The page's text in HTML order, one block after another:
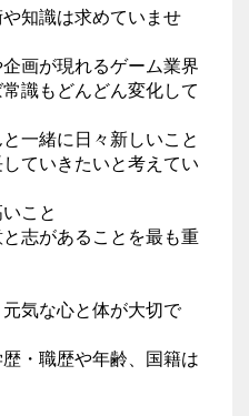
知識は求めていませ
画が現れるゲーム業界
識もどんどん変化して
一緒に日々新しいこと
ていきたいと考えてい
こと
志があることを最も重
気な心と体が大切で
・職歴や年齢、国籍は